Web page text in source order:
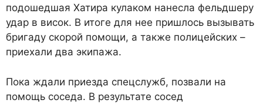
подошедшая Хатира кулаком нанесла фельдшеру
удар в висок. В итоге для нее пришлось вызывать
бригаду скорой помощи, а также полицейских –
приехали два экипажа.
Пока ждали приезда спецслужб, позвали на
помощь соседа. В результате сосед